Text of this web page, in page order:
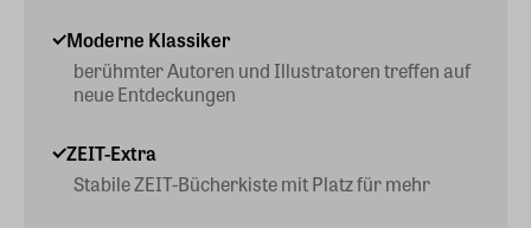
Moderne Klassiker
berühmter Autoren und Illustratoren treffen auf
neue Entdeckungen
ZEIT-Extra
Stabile ZEIT-Bücherkiste mit Platz für mehr